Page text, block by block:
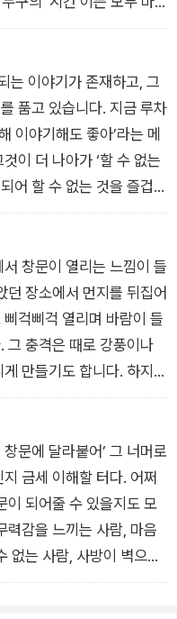
일 뿐이지만”이라고 말하
>
는 이야기가 존재하고, 그
품고 있습니다. 지금 루차
이야기해도 좋아’라는 메
이 더 나아가 ‘할 수 없는
어 할 수 없는 것을 즐겁고
좋지 않을까요. 이를 위해
는 이야기’를 살며시 꽂
가에서 멀리멀리 퍼져나
창문이 열리는 느낌이 들
던 장소에서 먼지를 뒤집어
걱삐걱 열리며 바람이 들
그 충격은 때로 강풍이나
만들기도 합니다. 하지만
풍이 불면 좋겠다, 눈부신
를 부딪혀도 좋겠다는 생
으로써 지금까지 의식해
등 제 손을 뻗는 것만으
있습니다.
문에 달라붙어’ 그 너머로
금세 이해할 터다. 어쩌
이 되어줄 수 있을지도 모
력감을 느끼는 사람, 마음
없는 사람, 사방이 벽으로
그런 분들이 이 책을 읽고,